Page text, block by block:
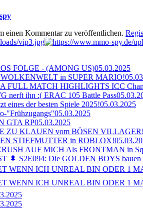
einen Kommentar zu veröffentlichen.
FOLGE - (AMONG US)05.03.2025
in SUPER MARIO!
FULL MATCH HIGHLIGHTS ICC
nerft ihn :( ERAC 105 Battle Pass
eines der besten Spiele 2025!05.03.2025
"Frühzugangs"05.03.2025
GTA RP05.03.2025
ZU KLAUEN vom BÖSEN VILLAGER!
STIEFMUTTER in ROBLOX!
AUF MICH Als FRONTMAN in
🌲 S2E094: Die GOLDEN BOYS
WENN ICH UNREAL BIN ODER 1
WENN ICH UNREAL BIN ODER 1